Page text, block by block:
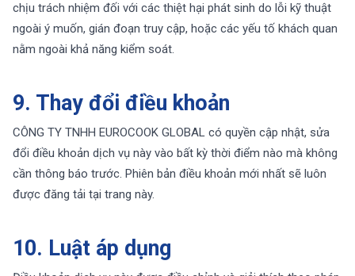
chịu trách nhiệm đối với các thiệt hại phát sinh do lỗi kỹ thuật
ngoài ý muốn, gián đoạn truy cập, hoặc các yếu tố khách quan
nằm ngoài khả năng kiểm soát.
9. Thay đổi điều khoản
CÔNG TY TNHH EUROCOOK GLOBAL có quyền cập nhật, sửa
đổi điều khoản dịch vụ này vào bất kỳ thời điểm nào mà không
cần thông báo trước. Phiên bản điều khoản mới nhất sẽ luôn
được đăng tải tại trang này.
10. Luật áp dụng